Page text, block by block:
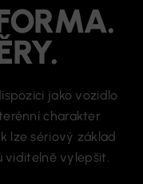
jako vozidlo
charakter
lze sériový základ
viditelně vylepšit.